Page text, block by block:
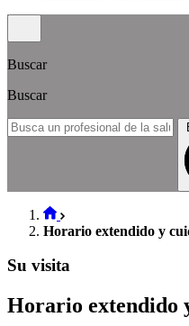
Buscar
Buscar
Horario extendido y
Su visita
Horario extendido